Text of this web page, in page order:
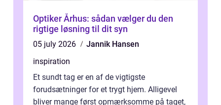
Optiker Århus: sådan vælger du den
rigtige løsning til dit syn
05 july 2026
Jannik Hansen
inspiration
Et sundt tag er en af de vigtigste
forudsætninger for et trygt hjem. Alligevel
bliver mange først opmærksomme på taget,